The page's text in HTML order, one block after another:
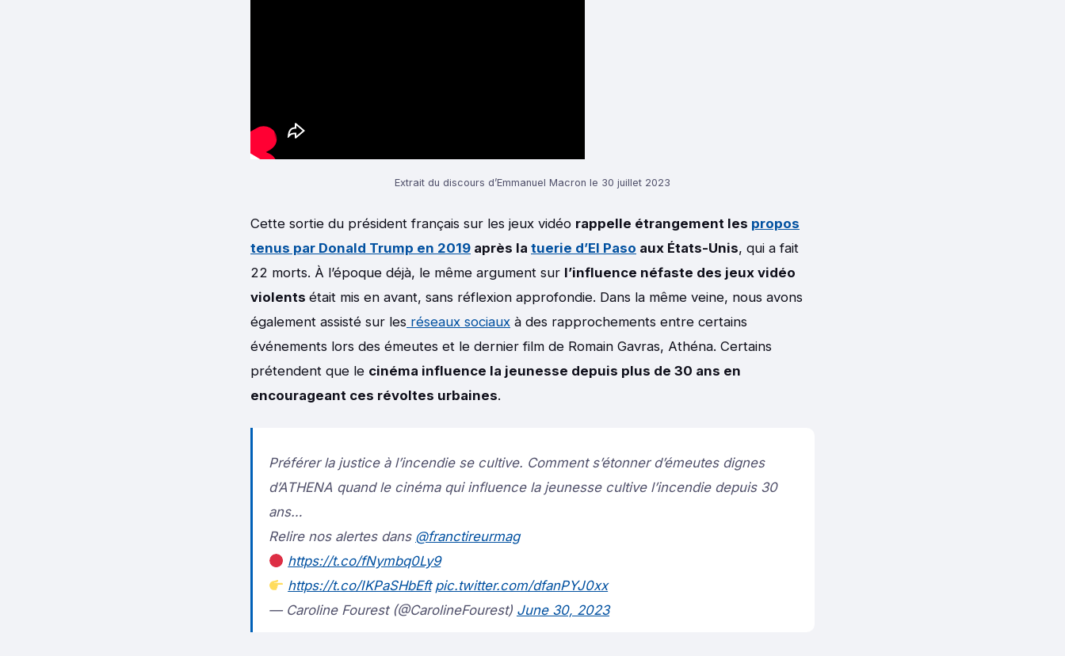
Extrait du discours d’Emmanuel Macron le 30 juillet 2023
Cette sortie du président français sur les jeux vidéo rappelle étrangement les propos
tenus par Donald Trump en 2019 après la tuerie d’El Paso aux États-Unis, qui a fait
22 morts. À l’époque déjà, le même argument sur l’influence néfaste des jeux vidéo
violents était mis en avant, sans réflexion approfondie. Dans la même veine, nous avons
également assisté sur les réseaux sociaux à des rapprochements entre certains
événements lors des émeutes et le dernier film de Romain Gavras, Athéna. Certains
prétendent que le cinéma influence la jeunesse depuis plus de 30 ans en
encourageant ces révoltes urbaines.
Préférer la justice à l’incendie se cultive. Comment s’étonner d’émeutes dignes
d’ATHENA quand le cinéma qui influence la jeunesse cultive l’incendie depuis 30
ans…
Relire nos alertes dans @franctireurmag
https://t.co/fNymbq0Ly9
https://t.co/IKPaSHbEft pic.twitter.com/dfanPYJ0xx
— Caroline Fourest (@CarolineFourest) June 30, 2023